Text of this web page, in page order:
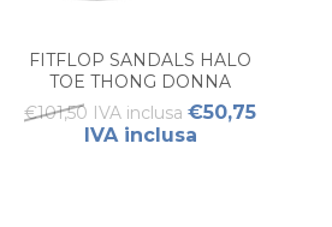
FITFLOP SANDALS HALO
TOE THONG DONNA
€101,50 IVA inclusa €50,75
IVA inclusa